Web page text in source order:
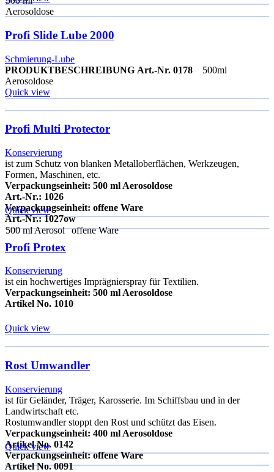
Aerosoldose
Profi Slide Lube 2000
Schmierung-Lube
PRODUKTBESCHREIBUNG Art.-Nr. 0178 500ml
Aerosoldose
Quick view
Profi Multi Protector
Konservierung
ist zum Schutz von blanken Metalloberflächen, Werkzeugen,
Formen, Maschinen, etc.
Verpackungseinheit: 500 ml Aerosoldose
Art.-Nr.: 1026
Verpackungseinheit: offene Ware
Art.-Nr.: 1027ow
500 ml Aerosol
offene Ware
Quick view
Profi Protex
Konservierung
ist ein hochwertiges Imprägnierspray für Textilien.
Verpackungseinheit: 500 ml Aerosoldose
Artikel No. 1010
Quick view
Rost Umwandler
Konservierung
ist für Geländer, Träger, Karosserie. Im Schiffsbau und in der
Landwirtschaft etc.
Rostumwandler stoppt den Rost und schützt das Eisen.
Verpackungseinheit: 400 ml Aerosoldose
Artikel No. 0142
Verpackungseinheit: offene Ware
Artikel No. 0091
Quick view